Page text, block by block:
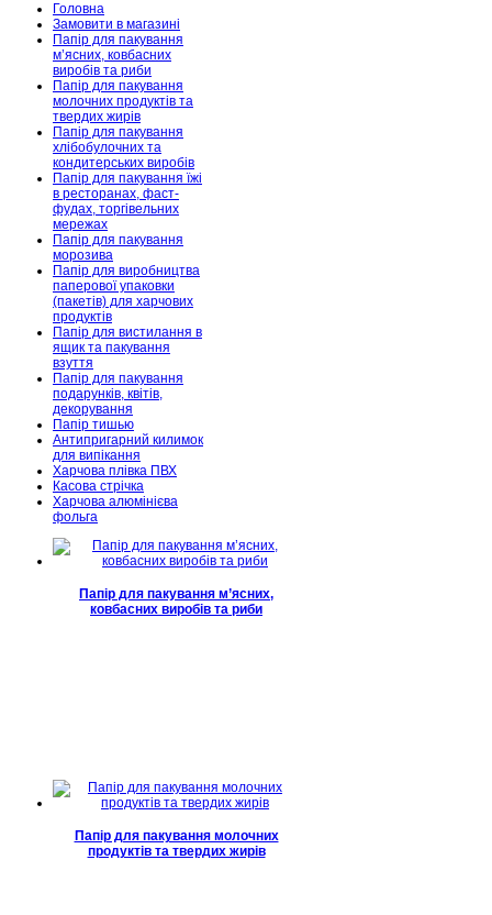
Головна
Замовити в магазині
Папір для пакування
м’ясних, ковбасних
виробів та риби
Папір для пакування
молочних продуктів та
твердих жирів
Папір для пакування
хлібобулочних та
кондитерських виробів
Папір для пакування їжі
в ресторанах, фаст-
фудах, торгівельних
мережах
Папір для пакування
морозива
Папір для виробництва
паперової упаковки
(пакетів) для харчових
продуктів
Папір для вистилання в
ящик та пакування
взуття
Папір для пакування
подарунків, квітів,
декорування
Папір тишью
Антипригарний килимок
для випікання
Харчова плівка ПВХ
Касова стрічка
Харчова алюмінієва
фольга
Папір для пакування м’ясних,
ковбасних виробів та риби
Папір для пакування молочних
продуктів та твердих жирів